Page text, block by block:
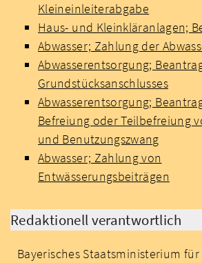
Kleineinleiterabgabe
Haus- und Kleinkläranlagen;
Abwasser; Zahlung der
Abwasserentsorgung;
Grundstücksanschlusses
Abwasserentsorgung;
Befreiung oder Teilbefreiung
und Benutzungszwang
Abwasser; Zahlung von
Entwässerungsbeiträgen
Redaktionell verantwortlich
Bayerisches Staatsministerium